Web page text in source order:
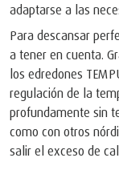
adaptarse a las
Para descansar
a tener en cuenta.
los edredones
regulación de la
profundamente sin
como con otros
salir el exceso de